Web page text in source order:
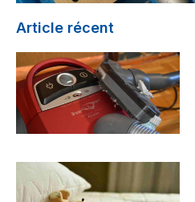
Article récent